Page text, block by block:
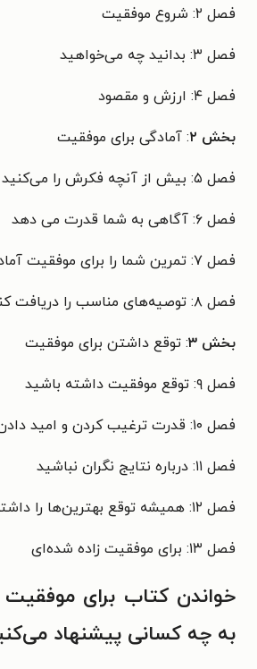
فصل ۲: شروع موفقیت
فصل ۳: بدانید چه می‌خواهید
فصل ۴: ارزش و مقصود
بخش ۲ : آمادگی برای موفقیت
فصل ۵: بیش از آنچه فکرش را می‌کنید توانمندید
فصل ۶: آگاهی به شما قدرت می دهد
فصل ۷: تمرین شما را برای موفقیت آماده می‌کند
فصل ۸: توصیه‌های مناسب را دریافت کنید
بخش ۳ : توقع داشتن برای موفقیت
فصل ۹: توقع موفقیت داشته باشید
فصل ۱۰: قدرت ترغیب کردن و امید دادن
فصل ۱۱: درباره نتایج نگران نباشید
فصل ۱۲: همیشه توقع بهترین‌ها را داشته باشید
فصل ۱۳: برای موفقیت زاده شده‌ای
خواندن کتاب برای موفقیت
به چه کسانی پیشنهاد